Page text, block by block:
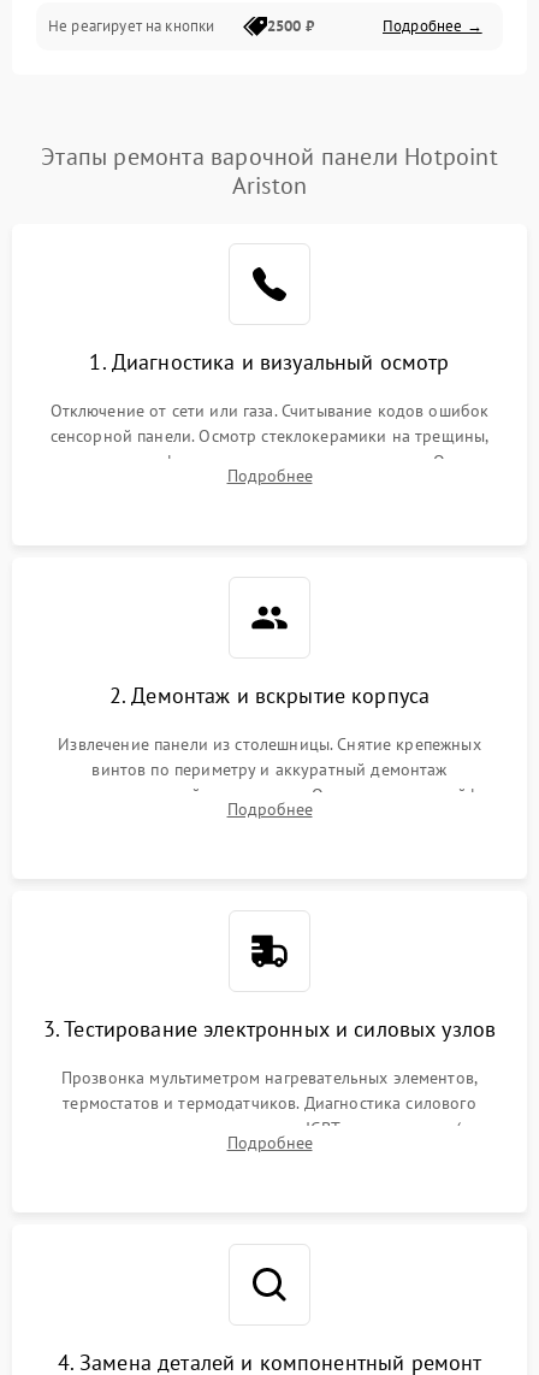
Не реагирует на кнопки 2500 ₽ Подробнее →
Этапы ремонта варочной панели Hotpoint
Ariston
1. Диагностика и визуальный осмотр
Отключение от сети или газа. Считывание кодов ошибок
сенсорной панели. Осмотр стеклокерамики на трещины,
проверка конфорок на равномерность нагрева. Опрос
клиента о симптомах (не включается, не видит посуду,
Подробнее
2. Демонтаж и вскрытие корпуса
Извлечение панели из столешницы. Снятие крепежных
винтов по периметру и аккуратный демонтаж
стеклокерамической поверхности. Отсоединение шлейфов
сенсорного блока для доступа к силовым платам, катушкам
Подробнее
3. Тестирование электронных и силовых узлов
Прозвонка мультиметром нагревательных элементов,
термостатов и термодатчиков. Диагностика силового
модуля, реле, диодных мостов и IGBT-транзисторов (для
индукции). Проверка кранов и газ-контроля (для газовых
Подробнее
4. Замена деталей и компонентный ремонт